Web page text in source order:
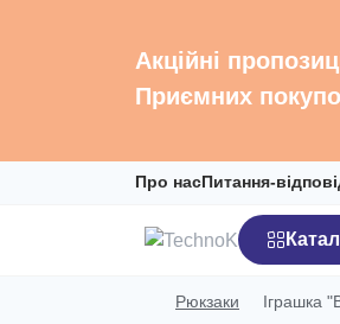
Акційні
Приємних
Про нас Питання-
Рюкзаки Іграшка